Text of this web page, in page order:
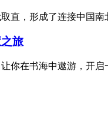
直，形成了连接中国南
旅
你在书海中遨游，开